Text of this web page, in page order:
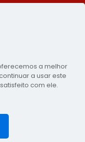
553370-128
1569
Comunicação da
Una - PE
de
Digital
a melhor
a usar este
com ele.